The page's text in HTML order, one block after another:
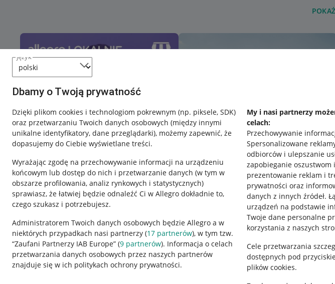
język
Dbamy o Twoją prywatność
Dzięki plikom cookies i technologiom pokrewnym (np. piksele, SDK)
oraz przetwarzaniu Twoich danych osobowych (między innymi
unikalne identyfikatory, dane przeglądarki), możemy zapewnić, że
dopasujemy do Ciebie wyświetlane treści.
Wyrażając zgodę na przechowywanie informacji na urządzeniu
końcowym lub dostęp do nich i przetwarzanie danych (w tym w
obszarze profilowania, analiz rynkowych i statystycznych)
sprawiasz, że łatwiej będzie odnaleźć Ci w Allegro dokładnie to,
czego szukasz i potrzebujesz.
Administratorem Twoich danych osobowych będzie Allegro a w
niektórych przypadkach nasi partnerzy (17 partnerów), w tym tzw.
“Zaufani Partnerzy IAB Europe” (9 partnerów). Informacja o celach
przetwarzania danych osobowych przez naszych partnerów
znajduje się w ich politykach ochrony prywatności.
My i nasi partnerzy
celach:
Przechowywanie
Spersonalizowane
odbiorców i ulepszanie
zapobieganie oszustwom
prezentowanie reklam i
prywatności oraz
danych z innych źródeł.
urządzeń na podstawie
Twoje dane personalne
korzystania z naszych
Cele przetwarzania
dostępnych pod
plików cookies.
Przydatne informacje
Jak to działa
Napisz do nas
Allegro Gadane dla sprzedających
Regulamin
Polityka plików "cookies"
Ustawienia plików "cookies"